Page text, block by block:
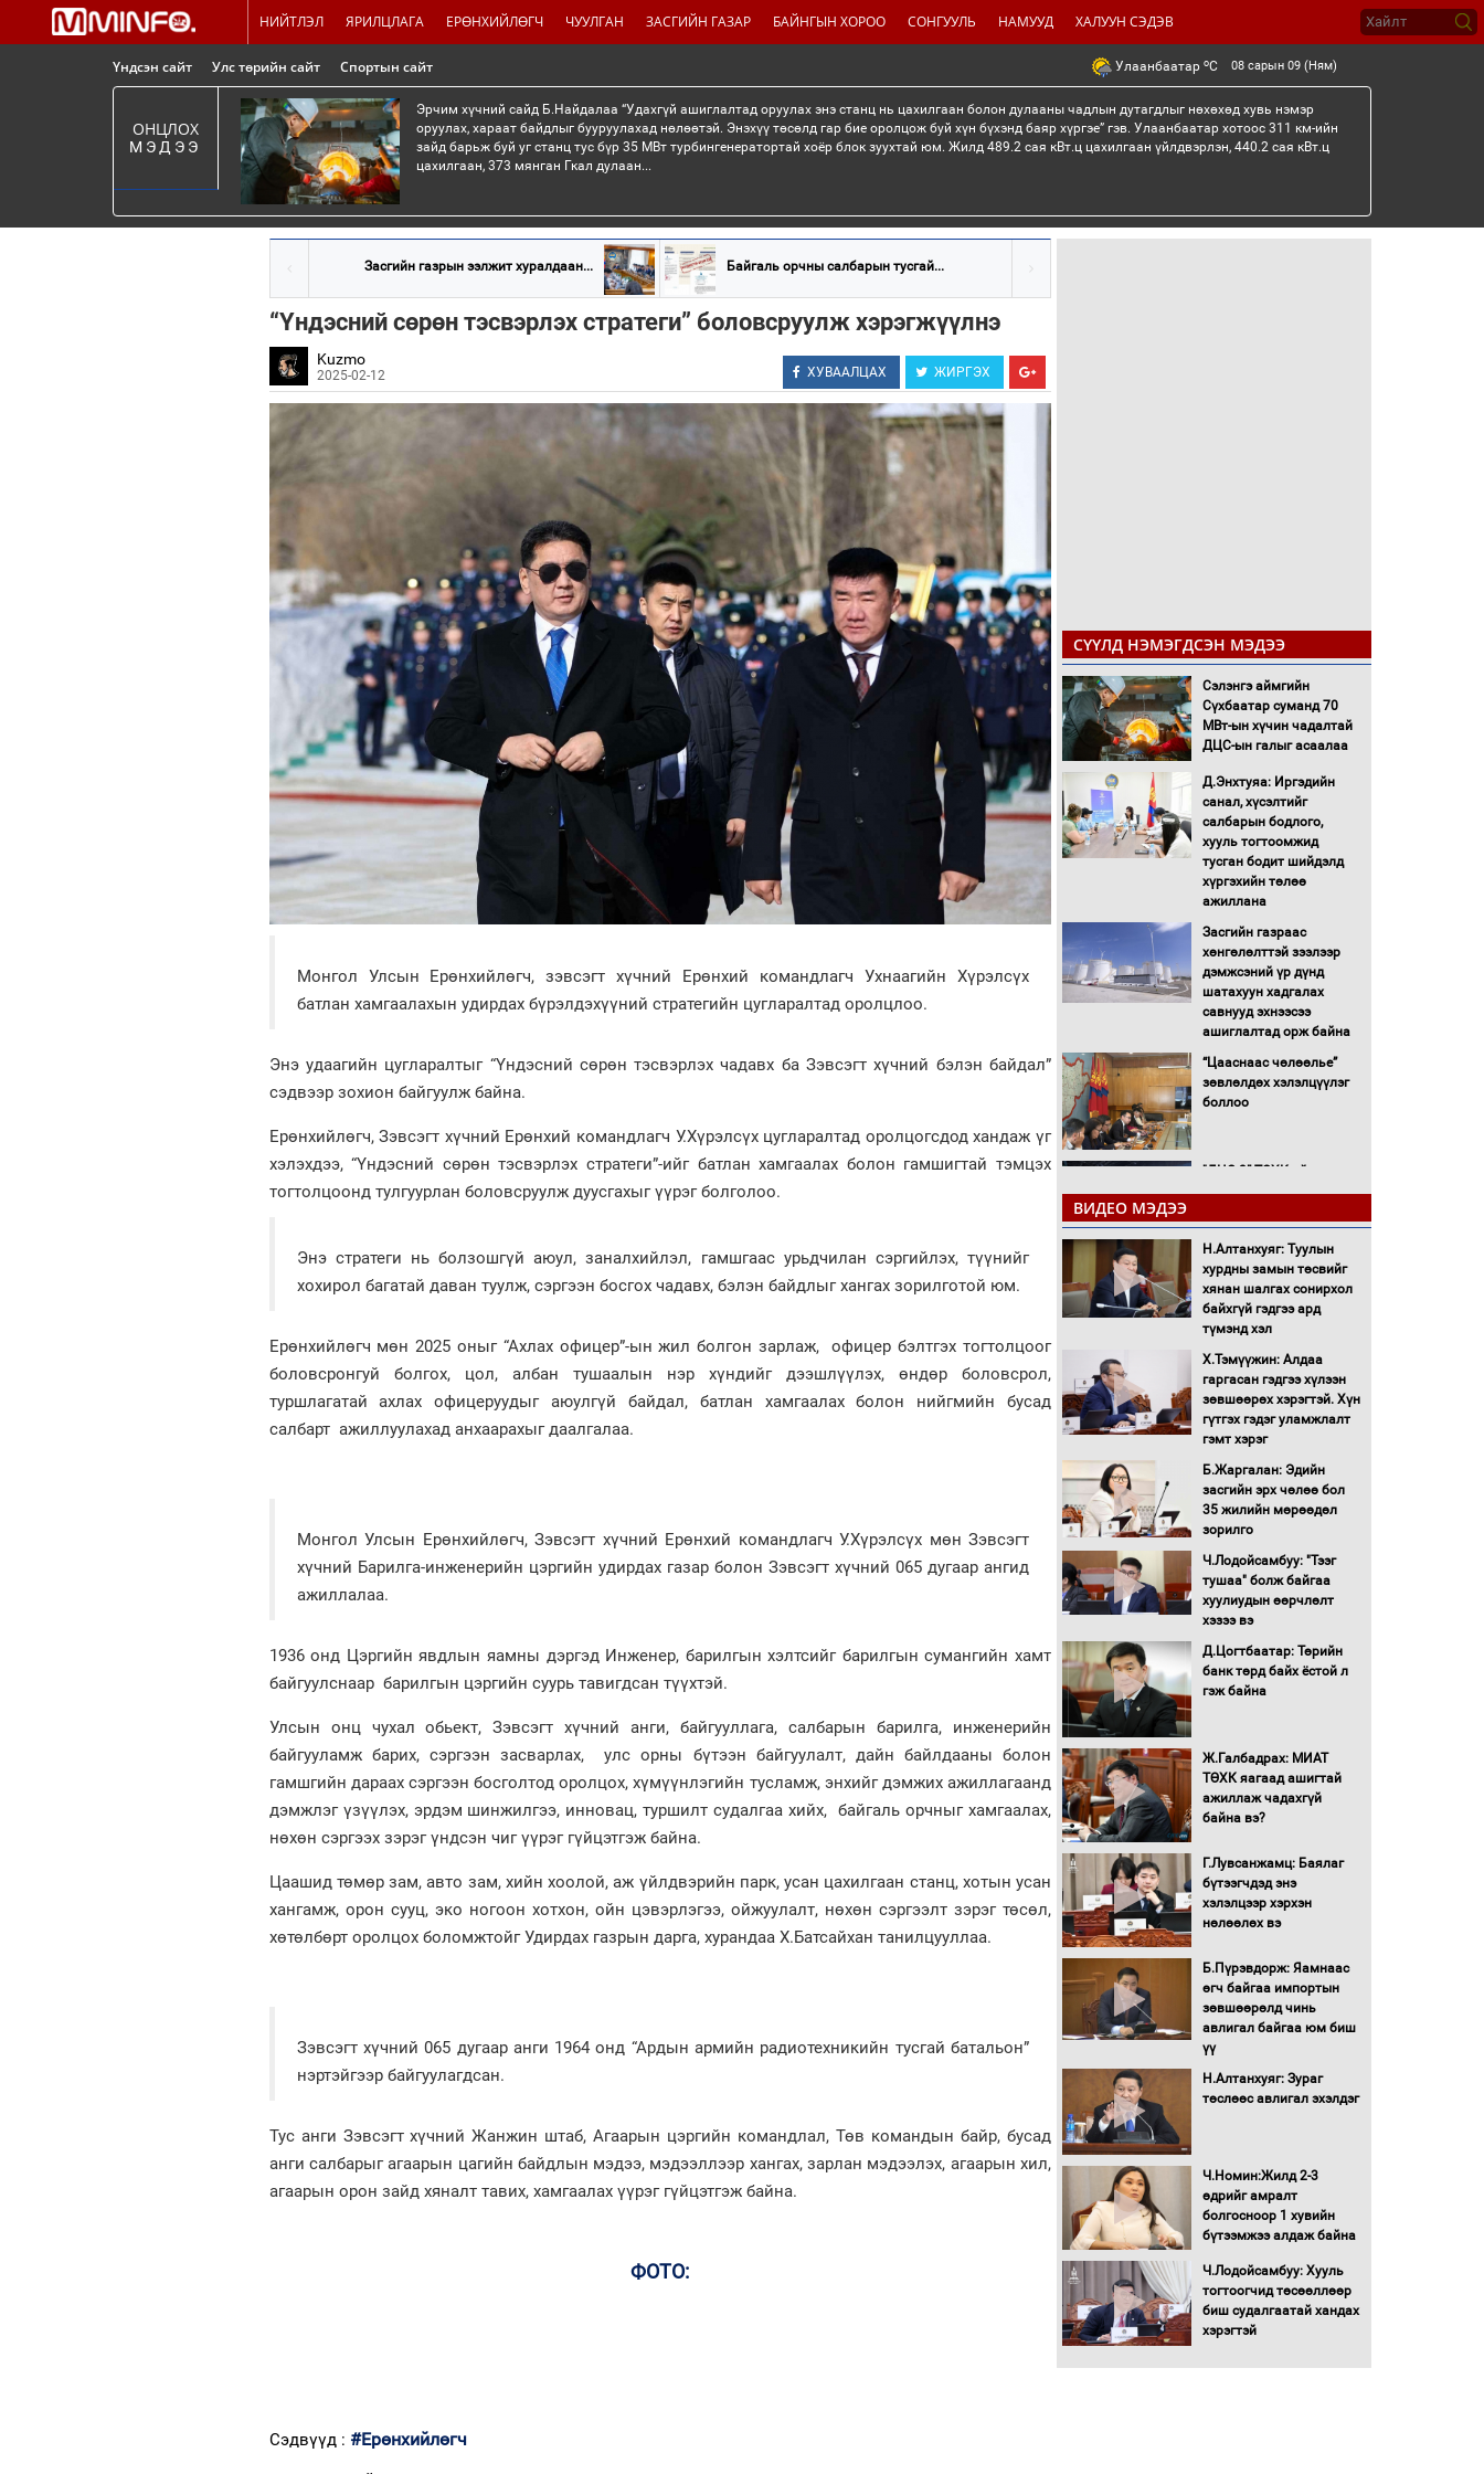
НИЙТЛЭЛ ЯРИЛЦЛАГА ЕРӨНХИЙЛӨГЧ ЧУУЛГАН ЗАСГИЙН ГАЗАР БАЙНГЫН ХОРОО СОНГУУЛЬ НАМУУД ХАЛУУН СЭДЭВ
Үндсэн сайт Улс төрийн сайт Спортын сайт Улаанбаатар oC 08 сарын 09 (Ням)
ОНЦЛОХ
МЭДЭЭ
Эрчим хүчний сайд Б.Найдалаа “Удахгүй ашиглалтад оруулах энэ станц нь цахилгаан болон дулааны чадлын дутагдлыг нөхөхөд хувь нэмэр
оруулах, хараат байдлыг бууруулахад нөлөөтэй. Энэхүү төсөлд гар бие оролцож буй хүн бүхэнд баяр хүргэе” гэв. Улаанбаатар хотоос 311 км-ийн
зайд барьж буй уг станц тус бүр 35 МВт турбингенератортай хоёр блок зуухтай юм. Жилд 489.2 сая кВт.ц цахилгаан үйлдвэрлэн, 440.2 сая кВт.ц
цахилгаан, 373 мянган Гкал дулаан...
Засгийн газрын ээлжит хуралдаан... Байгаль орчны салбарын тусгай...
“Үндэсний сөрөн тэсвэрлэх стратеги” боловсруулж хэрэгжүүлнэ
Kuzmo
2025-02-12 ХУВААЛЦАХ ЖИРГЭХ
Монгол Улсын Ерөнхийлөгч, зэвсэгт хүчний Ерөнхий командлагч Ухнаагийн Хүрэлсүх
батлан хамгаалахын удирдах бүрэлдэхүүний стратегийн цугларалтад оролцлоо.
Энэ удаагийн цугларалтыг “Үндэсний сөрөн тэсвэрлэх чадавх ба Зэвсэгт хүчний бэлэн байдал”
сэдвээр зохион байгуулж байна.
Ерөнхийлөгч, Зэвсэгт хүчний Ерөнхий командлагч У.Хүрэлсүх цугларалтад оролцогсдод хандаж үг
хэлэхдээ, “Үндэсний сөрөн тэсвэрлэх стратеги”-ийг батлан хамгаалах болон гамшигтай тэмцэх
тогтолцоонд тулгуурлан боловсруулж дуусгахыг үүрэг болголоо.
Энэ стратеги нь болзошгүй аюул, заналхийлэл, гамшгаас урьдчилан сэргийлэх, түүнийг
хохирол багатай даван туулж, сэргээн босгох чадавх, бэлэн байдлыг хангах зорилготой юм.
Ерөнхийлөгч мөн 2025 оныг “Ахлах офицер”-ын жил болгон зарлаж, офицер бэлтгэх тогтолцоог
боловсронгуй болгох, цол, албан тушаалын нэр хүндийг дээшлүүлэх, өндөр боловсрол,
туршлагатай ахлах офицеруудыг аюулгүй байдал, батлан хамгаалах болон нийгмийн бусад
салбарт ажиллуулахад анхаарахыг даалгалаа.
Монгол Улсын Ерөнхийлөгч, Зэвсэгт хүчний Ерөнхий командлагч У.Хүрэлсүх мөн Зэвсэгт
хүчний Барилга-инженерийн цэргийн удирдах газар болон Зэвсэгт хүчний 065 дугаар ангид
ажиллалаа.
1936 онд Цэргийн явдлын яамны дэргэд Инженер, барилгын хэлтсийг барилгын сумангийн хамт
байгуулснаар барилгын цэргийн суурь тавигдсан түүхтэй.
Улсын онц чухал обьект, Зэвсэгт хүчний анги, байгууллага, салбарын барилга, инженерийн
байгууламж барих, сэргээн засварлах, улс орны бүтээн байгуулалт, дайн байлдааны болон
гамшгийн дараах сэргээн босголтод оролцох, хүмүүнлэгийн тусламж, энхийг дэмжих ажиллагаанд
дэмжлэг үзүүлэх, эрдэм шинжилгээ, инновац, туршилт судалгаа хийх, байгаль орчныг хамгаалах,
нөхөн сэргээх зэрэг үндсэн чиг үүрэг гүйцэтгэж байна.
Цаашид төмөр зам, авто зам, хийн хоолой, аж үйлдвэрийн парк, усан цахилгаан станц, хотын усан
хангамж, орон сууц, эко ногоон хотхон, ойн цэвэрлэгээ, ойжуулалт, нөхөн сэргээлт зэрэг төсөл,
хөтөлбөрт оролцох боломжтойг Удирдах газрын дарга, хурандаа Х.Батсайхан танилцууллаа.
Зэвсэгт хүчний 065 дугаар анги 1964 онд “Ардын армийн радиотехникийн тусгай батальон”
нэртэйгээр байгуулагдсан.
Тус анги Зэвсэгт хүчний Жанжин штаб, Агаарын цэргийн командлал, Төв командын байр, бусад
анги салбарыг агаарын цагийн байдлын мэдээ, мэдээллээр хангах, зарлан мэдээлэх, агаарын хил,
агаарын орон зайд хяналт тавих, хамгаалах үүрэг гүйцэтгэж байна.
ФОТО:
Сэдвүүд : #Ерөнхийлөгч
СҮҮЛД НЭМЭГДСЭН МЭДЭЭ
Сэлэнгэ аймгийн
Сүхбаатар суманд 70
МВт-ын хүчин чадалтай
ДЦС-ын галыг асаалаа
Д.Энхтуяа: Иргэдийн
санал, хүсэлтийг
салбарын бодлого,
хууль тогтоомжид
тусган бодит шийдэлд
хүргэхийн төлөө
ажиллана
Засгийн газраас
хөнгөлөлттэй зээлээр
дэмжсэний үр дүнд
шатахуун хадгалах
савнууд эхнээсээ
ашиглалтад орж байна
“Цааснаас чөлөөлье”
зөвлөлдөх хэлэлцүүлэг
боллоо
"ДЦС-3” ТӨХК-ийн нэн
шаардлагатай
шинэчлэлийн төсвийг
шийдвэрлэхээр болов
УИХ-ын дарга
С.Бямбацогт Сутай
хайрхны тэнгэрийг тахих
тахилгад оролцлоо
С.Амарсайхан: Иргэдийг
хохироосон ААН-ийн
нуугтмал хөрөнгийг
битүүмжлэнэ
Н.Номтойбаяр:
Аймгуудад тулгамдаж
буй асуудлуудыг
Засгийн газрын
хуралдаанд танилцуулж,
шийдвэрлүүлнэ
С.Бямбацогт Зүүн Азийн
эрэгтэйчүүдийн
волейболын тэмцээнд
оролцож байгаа баг
тамирчдад амжилт
түлшний онцгой албан
татварыг тэглэлээ
Санхүүгийн хэмнэлтийн
салбар хамаарахгүй
Нөөцийн махны
Монгол Улс “COP17”-д
“Тал хээрийн
төлөвлөгөө”-гөө
танилцуулна
16 төрлийн эмийг нэг эх
Бүх шатанд хэмнэлтийн
горимд шилжиж, найр
наадам, зөвлөгөөн,
хориглолоо
Сайд нар төсвөө хэрхэн
зарцуулах вэ?
ВИДЕО МЭДЭЭ
Н.Алтанхуяг: Туулын
хурдны замын төсвийг
хянан шалгах сонирхол
байхгүй гэдгээ ард
түмэнд хэл
Х.Тэмүүжин: Алдаа
гаргасан гэдгээ хүлээн
зөвшөөрөх хэрэгтэй. Хүн
гүтгэх гэдэг уламжлалт
гэмт хэрэг
Б.Жаргалан: Эдийн
засгийн эрх чөлөө бол
35 жилийн мөрөөдөл
зорилго
Ч.Лодойсамбуу: "Тээг
тушаа" болж байгаа
хуулиудын өөрчлөлт
хэзээ вэ
Д.Цогтбаатар: Төрийн
банк төрд байх ёстой л
гэж байна
Ж.Галбадрах: МИАТ
ТӨХК яагаад ашигтай
ажиллаж чадахгүй
байна вэ?
Г.Лувсанжамц: Баялаг
бүтээгчдэд энэ
хэлэлцээр хэрхэн
нөлөөлөх вэ
Б.Пүрэвдорж: Яамнаас
өгч байгаа импортын
зөвшөөрөлд чинь
авлигал байгаа юм биш
үү
Н.Алтанхуяг: Зураг
төслөөс авлигал эхэлдэг
Ч.Номин:Жилд 2-3
өдрийг амралт
болгосноор 1 хувийн
бүтээмжээ алдаж байна
Ч.Лодойсамбуу: Хууль
тогтоогчид төсөөллөөр
биш судалгаатай хандах
хэрэгтэй